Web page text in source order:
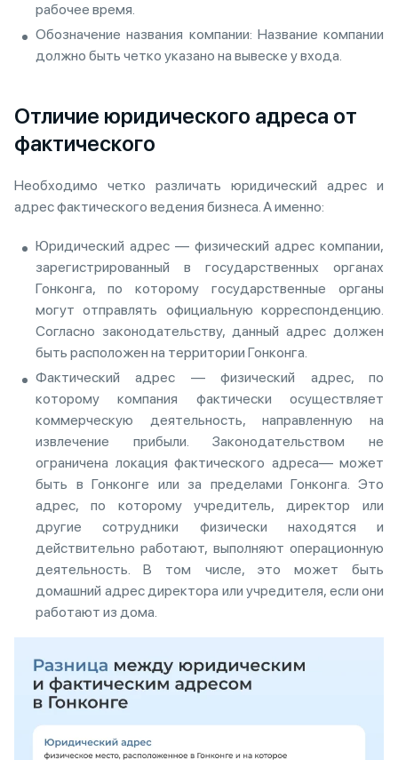
рабочее время.
Обозначение названия компании: Название компании
должно быть четко указано на вывеске у входа.
Отличие юридического адреса от
фактического
Необходимо четко различать юридический адрес и
адрес фактического ведения бизнеса. А именно:
Юридический адрес — физический адрес компании,
зарегистрированный в государственных органах
Гонконга, по которому государственные органы
могут отправлять официальную корреспонденцию.
Согласно законодательству, данный адрес должен
быть расположен на территории Гонконга.
Фактический адрес — физический адрес, по
которому компания фактически осуществляет
коммерческую деятельность, направленную на
извлечение прибыли. Законодательством не
ограничена локация фактического адреса— может
быть в Гонконге или за пределами Гонконга. Это
адрес, по которому учредитель, директор или
другие сотрудники физически находятся и
действительно работают, выполняют операционную
деятельность. В том числе, это может быть
домашний адрес директора или учредителя, если они
работают из дома.